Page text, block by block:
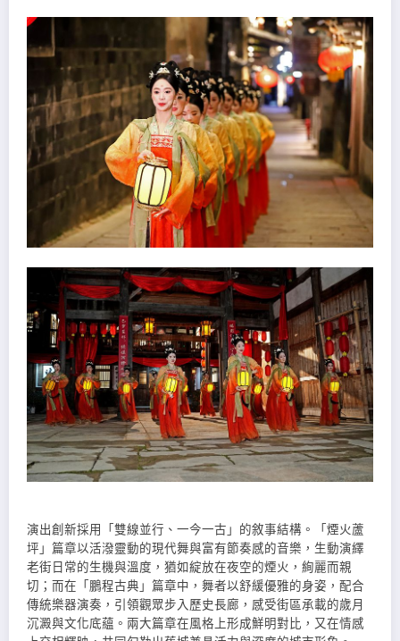
演出創新採用「雙線並行、一今一古」的敘事結構。「煙火蘆
坪」篇章以活潑靈動的現代舞與富有節奏感的音樂，生動演繹
老街日常的生機與溫度，猶如綻放在夜空的煙火，絢麗而親
切；而在「鵬程古典」篇章中，舞者以舒緩優雅的身姿，配合
傳統樂器演奏，引領觀眾步入歷史長廊，感受街區承載的歲月
沉澱與文化底蘊。兩大篇章在風格上形成鮮明對比，又在情感